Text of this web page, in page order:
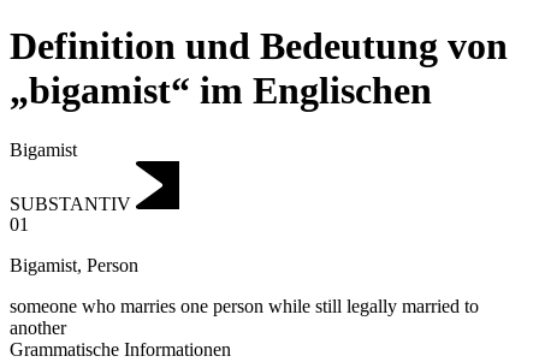
Definition und Bedeutung von
„bigamist“ im Englischen
Bigamist
SUBSTANTIV
01
Bigamist, Person
someone who marries one person while still legally married to
another
Grammatische Informationen